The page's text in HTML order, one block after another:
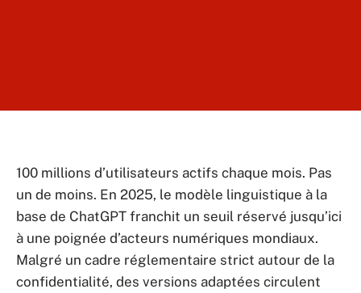
100 millions d’utilisateurs actifs chaque mois. Pas
un de moins. En 2025, le modèle linguistique à la
base de ChatGPT franchit un seuil réservé jusqu’ici
à une poignée d’acteurs numériques mondiaux.
Malgré un cadre réglementaire strict autour de la
confidentialité, des versions adaptées circulent